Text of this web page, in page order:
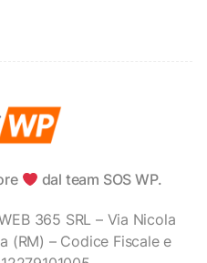
dal team SOS WP.
365 SRL – Via Nicola
(RM) – Codice Fiscale e